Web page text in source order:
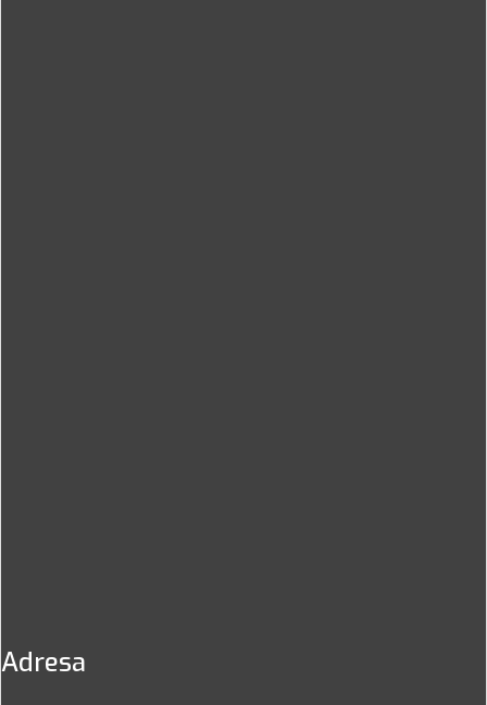
Adresa